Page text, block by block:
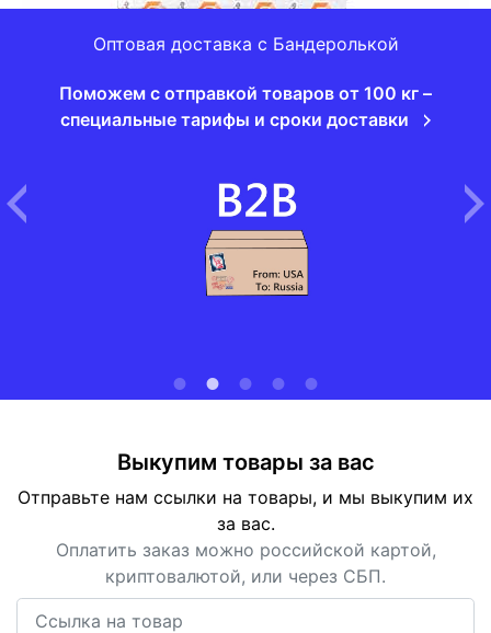
Оптовая доставка с Бандеролькой
Поможем с отправкой товаров от 100 кг –
специальные тарифы и сроки доставки
Выкупим товары за вас
Отправьте нам ссылки на товары, и мы выкупим их
за вас.
Оплатить заказ можно российской картой,
криптовалютой, или через СБП.